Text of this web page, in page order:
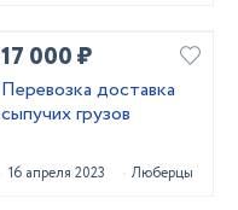
17 000 ₽
Перевозка доставка
сыпучих грузов
16 апреля 2023 Люберцы